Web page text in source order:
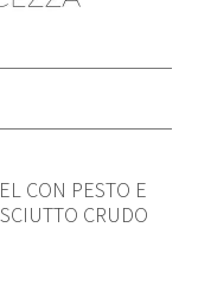
CON PESTO E
CRUDO